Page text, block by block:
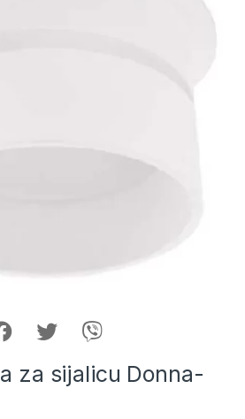
za sijalicu Donna-